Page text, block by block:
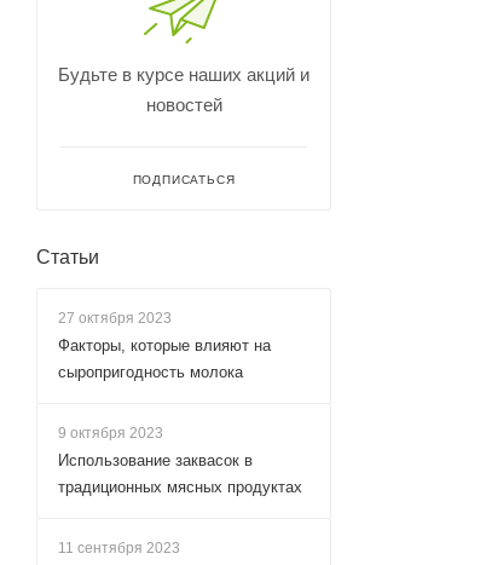
Будьте в курсе наших акций и
новостей
ПОДПИСАТЬСЯ
Статьи
27 октября 2023
Факторы, которые влияют на
сыропригодность молока
9 октября 2023
Использование заквасок в
традиционных мясных продуктах
11 сентября 2023